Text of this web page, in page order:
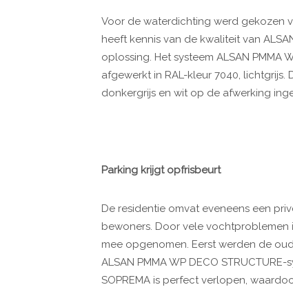
Voor de waterdichting werd gekozen
heeft kennis van de kwaliteit van
oplossing. Het systeem ALSAN PMMA
afgewerkt in RAL-kleur 7040, lichtgrijs.
donkergrijs en wit op de afwerking
Parking krijgt opfrisbeurt
De residentie omvat eveneens een
bewoners. Door vele
mee opgenomen. Eerst werden de
ALSAN PMMA WP DECO
SOPREMA is perfect verlopen,